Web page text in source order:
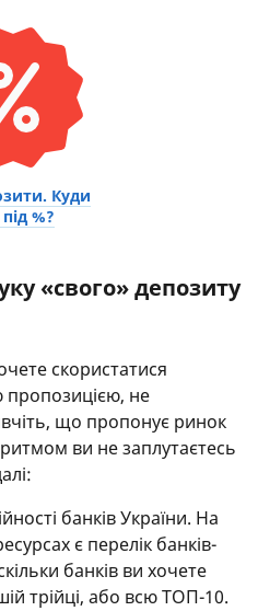
Куди
%?
«свого» депозиту
скористатися
пропозицією, не
що пропонує ринок
ви не заплутаєтесь
банків України. На
є перелік банків-
банків ви хочете
трійці, або всю ТОП-10.